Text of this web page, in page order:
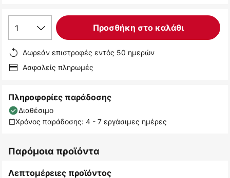
1 Προσθήκη στο καλάθι
Δωρεάν επιστροφές εντός 50 ημερών
Ασφαλείς πληρωμές
Πληροφορίες παράδοσης
Διαθέσιμο
Χρόνος παράδοσης: 4 - 7 εργάσιμες ημέρες
Παρόμοια προϊόντα
Λεπτομέρειες προϊόντος